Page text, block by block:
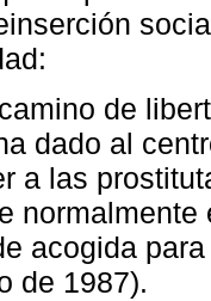
de
dado al
a las
acogida
de 1987).